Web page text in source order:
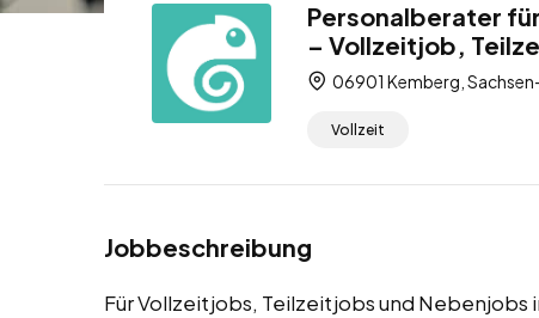
Personalberater
– Vollzeitjob,
06901 Kemberg,
Vollzeit
Jobbeschreibung
Für Vollzeitjobs, Teilzeitjobs und